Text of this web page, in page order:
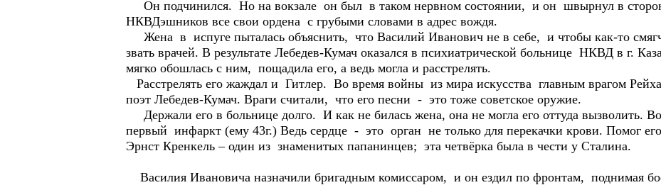
Он подчинился. Но на вокзале он был в таком нервном состоянии, и он швырнул в
НКВДэшников все свои ордена с грубыми словами в адрес вождя.
Жена в испуге пыталась объяснить, что Василий Иванович не в себе, и чтобы как-то
звать врачей. В результате Лебедев-Кумач оказался в психиатрической больнице НКВД в г.
мягко обошлась с ним, пощадила его, а ведь могла и расстрелять.
Расстрелять его жаждал и Гитлер. Во время войны из мира искусства главным врагом
поэт Лебедев-Кумач. Враги считали, что его песни - это тоже советское оружие.
Держали его в больнице долго. И как не билась жена, она не могла его оттуда вызволить.
первый инфаркт (ему 43г.) Ведь сердце - это орган не только для перекачки крови. Помог
Эрнст Кренкель – один из знаменитых папанинцев; эта четвёрка была в чести у Сталина.
Василия Ивановича назначили бригадным комиссаром, и он ездил по фронтам, поднимая